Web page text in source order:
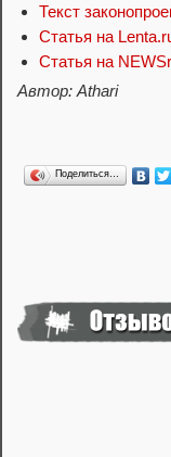
Текст
Статья на
Статья на
Автор: Athari
Поделиться…